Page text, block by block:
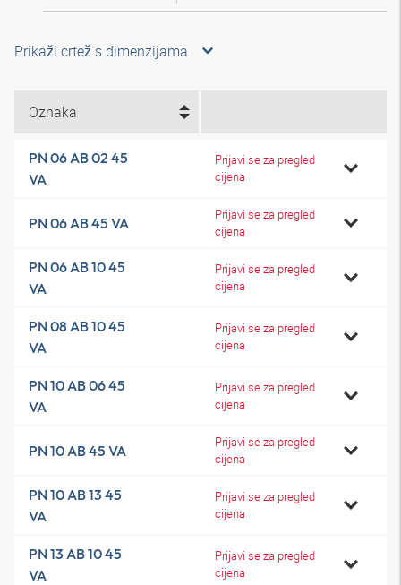
Prikaži crtež s dimenzijama
Oznaka
PN 06 AB 02 45
VA
Prijavi se za pregled
cijena
PN 06 AB 45 VA
Prijavi se za pregled
cijena
PN 06 AB 10 45
VA
Prijavi se za pregled
cijena
PN 08 AB 10 45
VA
Prijavi se za pregled
cijena
PN 10 AB 06 45
VA
Prijavi se za pregled
cijena
PN 10 AB 45 VA
Prijavi se za pregled
cijena
PN 10 AB 13 45
VA
Prijavi se za pregled
cijena
PN 13 AB 10 45
VA
Prijavi se za pregled
cijena